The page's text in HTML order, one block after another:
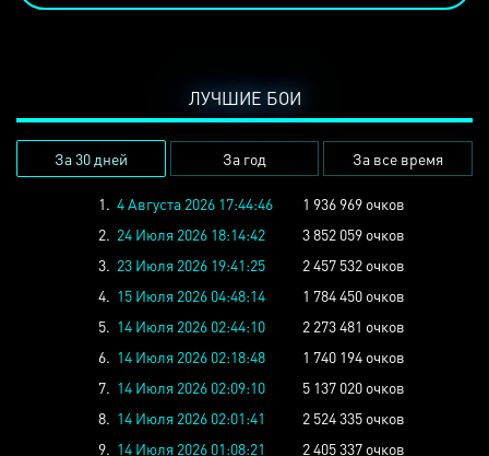
ЛУЧШИЕ БОИ
За 30 дней За год За все время
1. 4 Августа 2026 17:44:46
1 936 969 очков
2. 24 Июля 2026 18:14:42
3 852 059 очков
3. 23 Июля 2026 19:41:25
2 457 532 очков
4. 15 Июля 2026 04:48:14
1 784 450 очков
5. 14 Июля 2026 02:44:10
2 273 481 очков
6. 14 Июля 2026 02:18:48
1 740 194 очков
7. 14 Июля 2026 02:09:10
5 137 020 очков
8. 14 Июля 2026 02:01:41
2 524 335 очков
9. 14 Июля 2026 01:08:21 2 405 337 очков